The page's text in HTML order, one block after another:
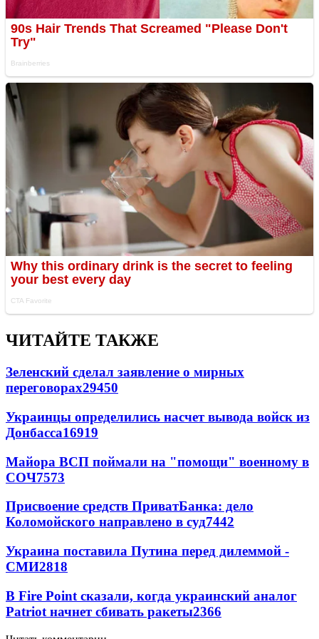
ЧИТАЙТЕ ТАКЖЕ
Зеленский сделал заявление о мирных
переговорах29450
Украинцы определились насчет вывода войск из
Донбасса16919
Майора ВСП поймали на "помощи" военному в
СОЧ7573
Присвоение средств ПриватБанка: дело
Коломойского направлено в суд7442
Украина поставила Путина перед дилеммой -
СМИ2818
В Fire Point сказали, когда украинский аналог
Patriot начнет сбивать ракеты2366